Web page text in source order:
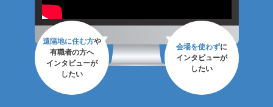
遠隔地に住む方や
有職者の方へ
インタビューが
したい
会場を使わずに
インタビューが
したい